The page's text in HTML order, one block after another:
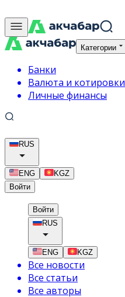
Категории
Банки
Валюта и котировки
Личные финансы
RUS
ENG
KGZ
Войти
Войти
RUS
ENG KGZ
Все новости
Все статьи
Все авторы